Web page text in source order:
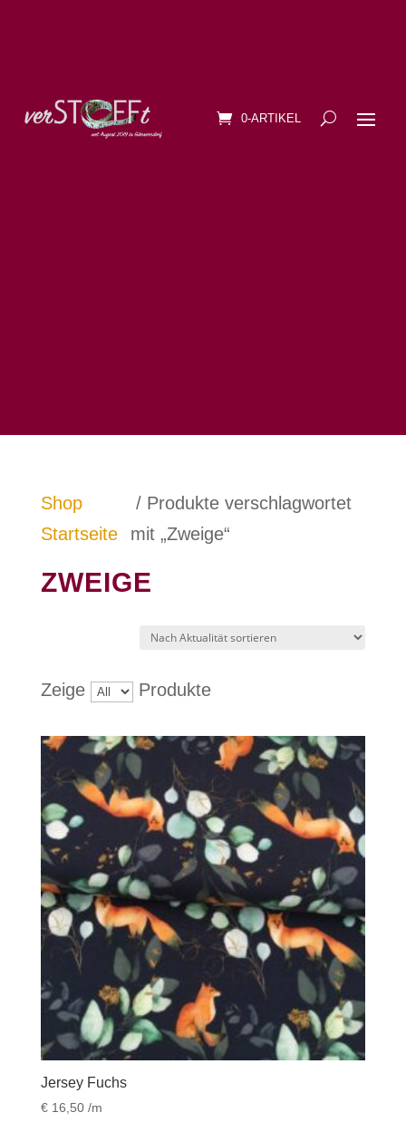
0-ARTIKEL
Shop
Startseite
/ Produkte verschlagwortet
mit „Zweige“
ZWEIGE
Zeige Produkte
Jersey Fuchs
€16,50/m